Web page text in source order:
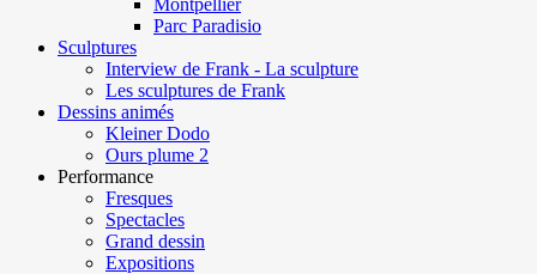
Parc Paradisio
Sculptures
Interview de Frank - La sculpture
Les sculptures de Frank
Dessins animés
Kleiner Dodo
Ours plume 2
Performance
Fresques
Spectacles
Grand dessin
Expositions